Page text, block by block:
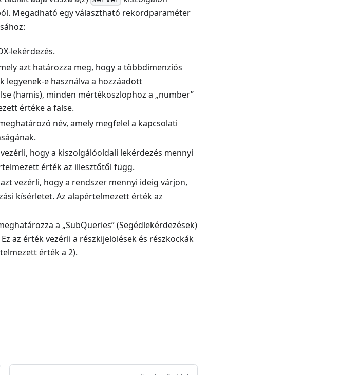
Megadható egy választható rekordparaméter
lekérdezés.
azt határozza meg, hogy a többdimenziós
e használva a hozzáadott
(hamis), minden mértékoszlophoz a „number”
értéke a false.
név, amely megfelel a kapcsolati
hogy a kiszolgálóoldali lekérdezés mennyi
érték az illesztőtől függ.
vezérli, hogy a rendszer mennyi ideig várjon,
kísérletet. Az alapértelmezett érték az
a „SubQueries” (Segédlekérdezések)
az érték vezérli a részkijelölések és részkockák
érték a 2).